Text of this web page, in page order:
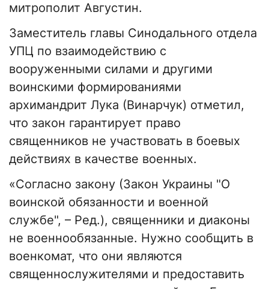
митрополит Августин.
Заместитель главы Синодального отдела
УПЦ по взаимодействию с
вооруженными силами и другими
воинскими формированиями
архимандрит Лука (Винарчук) отметил,
что закон гарантирует право
священников не участвовать в боевых
действиях в качестве военных.
«Согласно закону (Закон Украины "О
воинской обязанности и военной
службе", – Ред.), священники и диаконы
не военнообязанные. Нужно сообщить в
военкомат, что они являются
священнослужителями и предоставить